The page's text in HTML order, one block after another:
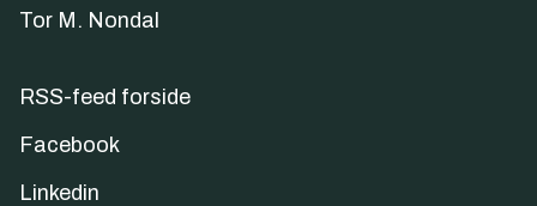
Tor M. Nondal
RSS-feed forside
Facebook
Linkedin